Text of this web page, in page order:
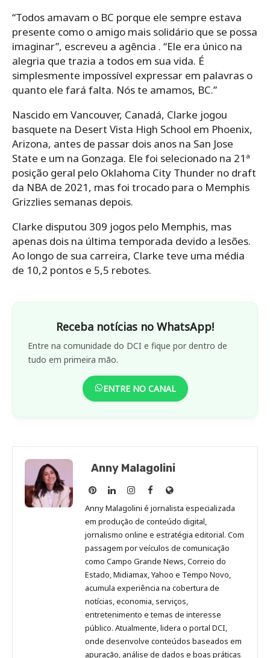
“Todos amavam o BC porque ele sempre estava
presente como o amigo mais solidário que se possa
imaginar”, escreveu a agência . “Ele era único na
alegria que trazia a todos em sua vida. É
simplesmente impossível expressar em palavras o
quanto ele fará falta. Nós te amamos, BC.”
Nascido em Vancouver, Canadá, Clarke jogou
basquete na Desert Vista High School em Phoenix,
Arizona, antes de passar dois anos na San Jose
State e um na Gonzaga. Ele foi selecionado na 21ª
posição geral pelo Oklahoma City Thunder no draft
da NBA de 2021, mas foi trocado para o Memphis
Grizzlies semanas depois.
Clarke disputou 309 jogos pelo Memphis, mas
apenas dois na última temporada devido a lesões.
Ao longo de sua carreira, Clarke teve uma média
de 10,2 pontos e 5,5 rebotes.
Receba notícias no WhatsApp!
Entre na comunidade do DCI e fique por dentro de
tudo em primeira mão.
ENTRE NO CANAL
Anny Malagolini
Anny
Malagolini
no
Pinterest
Anny
Malagolini
no
LinkedIn
Anny
Malagolini
no
Instagram
Anny
Malagolini
no
Facebook
Site
de
Anny
Malagolini
Anny Malagolini é jornalista especializada
em produção de conteúdo digital,
jornalismo online e estratégia editorial. Com
passagem por veículos de comunicação
como Campo Grande News, Correio do
Estado, Midiamax, Yahoo e Tempo Novo,
acumula experiência na cobertura de
notícias, economia, serviços,
entretenimento e temas de interesse
público. Atualmente, lidera o portal DCI,
onde desenvolve conteúdos baseados em
apuração, análise de dados e boas práticas